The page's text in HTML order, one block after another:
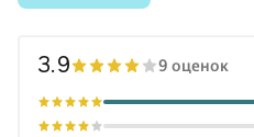
3.9 9 оценок